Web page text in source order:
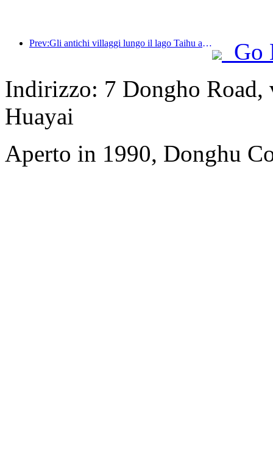
Prev:Gli antichi villaggi lungo il lago Taihu a Huzhou, nella provincia dello Zhejiang, hanno avviato lavori di ristrutturazione e ammodernamento, con un investimento di quasi 1 miliardo di yuan.
Go
Indirizzo: 7 Dongho Road,
Huayai
Aperto in 1990, Donghu